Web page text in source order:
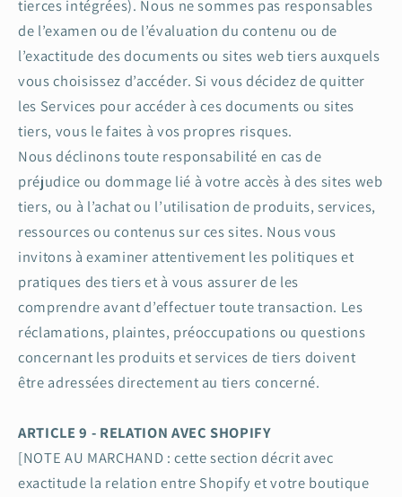
tierces intégrées). Nous ne sommes pas responsables
de l’examen ou de l’évaluation du contenu ou de
l’exactitude des documents ou sites web tiers auxquels
vous choisissez d’accéder. Si vous décidez de quitter
les Services pour accéder à ces documents ou sites
tiers, vous le faites à vos propres risques.
Nous déclinons toute responsabilité en cas de
préjudice ou dommage lié à votre accès à des sites web
tiers, ou à l’achat ou l’utilisation de produits, services,
ressources ou contenus sur ces sites. Nous vous
invitons à examiner attentivement les politiques et
pratiques des tiers et à vous assurer de les
comprendre avant d’effectuer toute transaction. Les
réclamations, plaintes, préoccupations ou questions
concernant les produits et services de tiers doivent
être adressées directement au tiers concerné.
ARTICLE 9 - RELATION AVEC SHOPIFY
[NOTE AU MARCHAND : cette section décrit avec
exactitude la relation entre Shopify et votre boutique